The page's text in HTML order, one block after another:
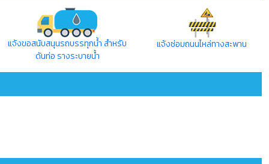
แจ้งขอสนับสนุนรถบรรทุกน้ำ สำหรับ
ดันท่อ รางระบายน้ำ
แจ้งซ่อมถนนไหล่ทางสะพาน